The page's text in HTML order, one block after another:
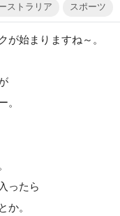
ストラリア スポーツ
が始まりますね～。
。
ったら
か。